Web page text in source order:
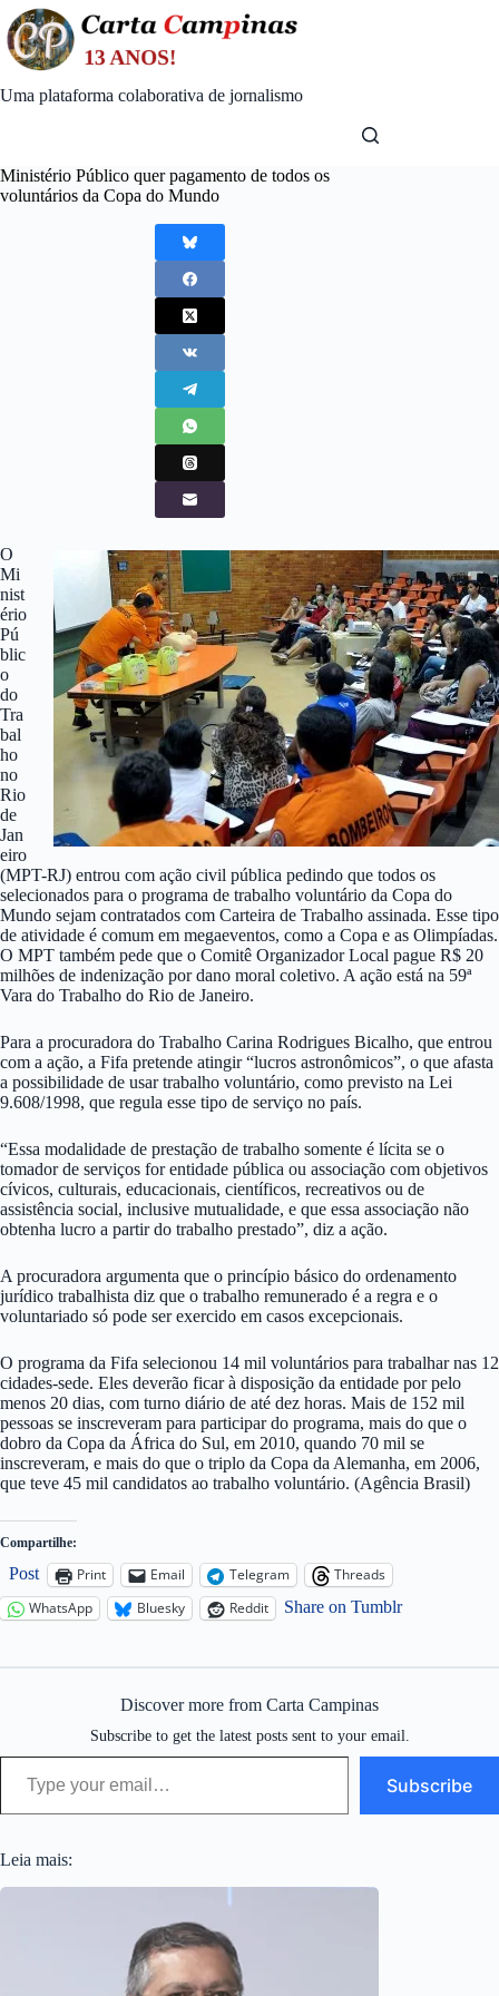
Skip
to
content
Uma plataforma colaborativa de jornalismo
Ministério Público quer pagamento de todos os
voluntários da Copa do Mundo
O
Mi
nist
ério
Pú
blic
o
do
Tra
bal
ho
no
Rio
de
Jan
eiro
(MPT-RJ) entrou com ação civil pública pedindo que todos os
selecionados para o programa de trabalho voluntário da Copa do
Mundo sejam contratados com Carteira de Trabalho assinada. Esse tipo
de atividade é comum em megaeventos, como a Copa e as Olimpíadas.
O MPT também pede que o Comitê Organizador Local pague R$ 20
milhões de indenização por dano moral coletivo. A ação está na 59ª
Vara do Trabalho do Rio de Janeiro.
Para a procuradora do Trabalho Carina Rodrigues Bicalho, que entrou
com a ação, a Fifa pretende atingir “lucros astronômicos”, o que afasta
a possibilidade de usar trabalho voluntário, como previsto na Lei
9.608/1998, que regula esse tipo de serviço no país.
“Essa modalidade de prestação de trabalho somente é lícita se o
tomador de serviços for entidade pública ou associação com objetivos
cívicos, culturais, educacionais, científicos, recreativos ou de
assistência social, inclusive mutualidade, e que essa associação não
obtenha lucro a partir do trabalho prestado”, diz a ação.
A procuradora argumenta que o princípio básico do ordenamento
jurídico trabalhista diz que o trabalho remunerado é a regra e o
voluntariado só pode ser exercido em casos excepcionais.
O programa da Fifa selecionou 14 mil voluntários para trabalhar nas 12
cidades-sede. Eles deverão ficar à disposição da entidade por pelo
menos 20 dias, com turno diário de até dez horas. Mais de 152 mil
pessoas se inscreveram para participar do programa, mais do que o
dobro da Copa da África do Sul, em 2010, quando 70 mil se
inscreveram, e mais do que o triplo da Copa da Alemanha, em 2006,
que teve 45 mil candidatos ao trabalho voluntário. (Agência Brasil)
Compartilhe:
Post Print Email Telegram
Threads
WhatsApp
Bluesky Reddit Share on Tumblr
Discover more from Carta Campinas
Subscribe to get the latest posts sent to your email.
Type your email…
Subscribe
Leia mais: